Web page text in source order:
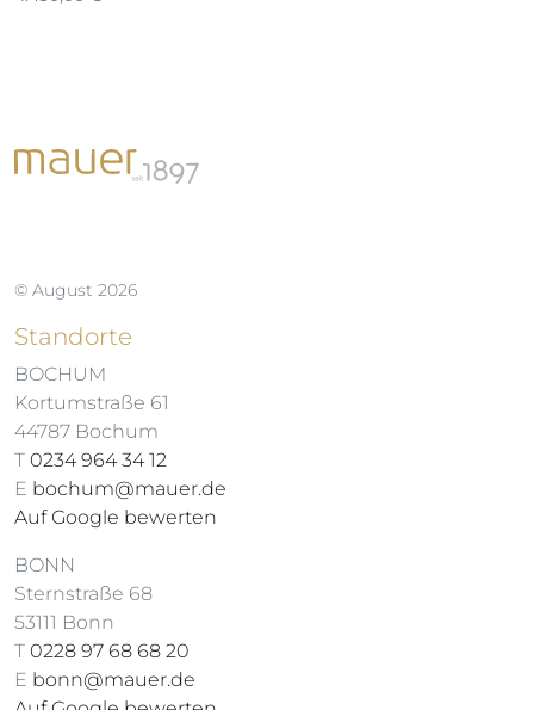
© August 2026
Standorte
BOCHUM
Kortumstraße 61
44787 Bochum
T 0234 964 34 12
E bochum@mauer.de
Auf Google bewerten
BONN
Sternstraße 68
53111 Bonn
T 0228 97 68 68 20
E bonn@mauer.de